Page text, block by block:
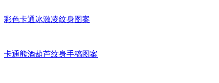
彩色卡通冰激凌纹身图案
卡通熊酒葫芦纹身手稿图案